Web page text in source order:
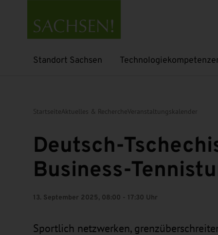
Standort Sachsen
Untermenü öffnen Untermenü öffnen
StartseiteAktuelles & RechercheVeranstaltungskalender
Deutsch-
Business-
13. September 2025, 08:00 - 17:30 Uhr
Sportlich netzwerken,